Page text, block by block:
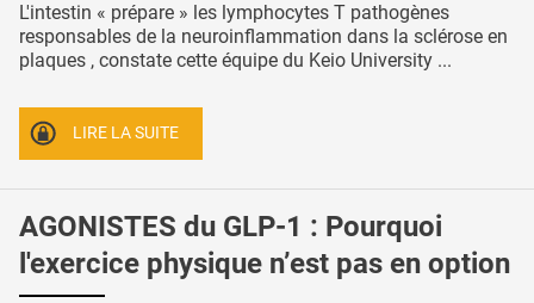
L'intestin « prépare » les lymphocytes T pathogènes
responsables de la neuroinflammation dans la sclérose en
plaques , constate cette équipe du Keio University ...
LIRE LA SUITE
AGONISTES du GLP-1 : Pourquoi
l'exercice physique n’est pas en option